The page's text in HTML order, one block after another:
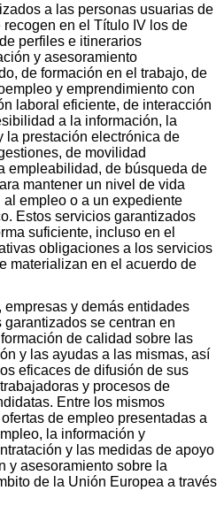
a las personas usuarias de
en el Título IV los de
perfiles e itinerarios
y asesoramiento
de formación en el trabajo, de
y emprendimiento con
laboral eficiente, de interacción
a la información, la
la prestación electrónica de
de movilidad
empleabilidad, de búsqueda de
mantener un nivel de vida
empleo o a un expediente
Estos servicios garantizados
suficiente, incluso en el
obligaciones a los servicios
materializan en el acuerdo de
y demás entidades
se centran en
de calidad sobre las
y las ayudas a las mismas, así
eficaces de difusión de sus
y procesos de
Entre los mismos
de empleo presentadas a
la información y
y las medidas de apoyo
y asesoramiento sobre la
de la Unión Europea a través